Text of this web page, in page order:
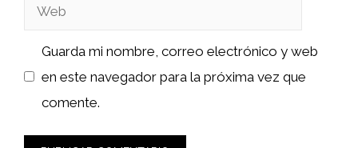
Web
Guarda mi nombre, correo electrónico y web
en este navegador para la próxima vez que
comente.